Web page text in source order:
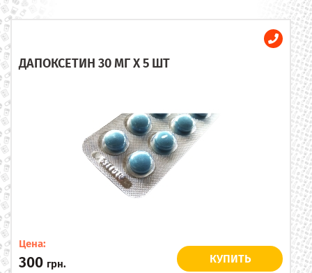
ДАПОКСЕТИН 30 МГ X 5 ШТ
Цена:
300 грн. КУПИТЬ